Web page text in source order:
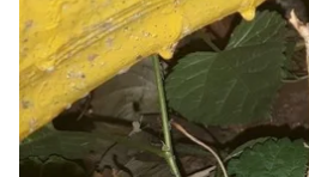
Женщина рассказала, что
и приказала избавиться
был замечен прохожими»,